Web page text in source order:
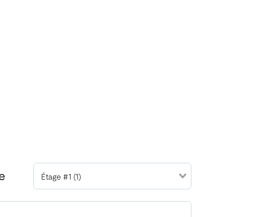
Étage #1 (1)